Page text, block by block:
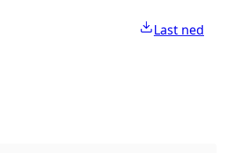
Last ned